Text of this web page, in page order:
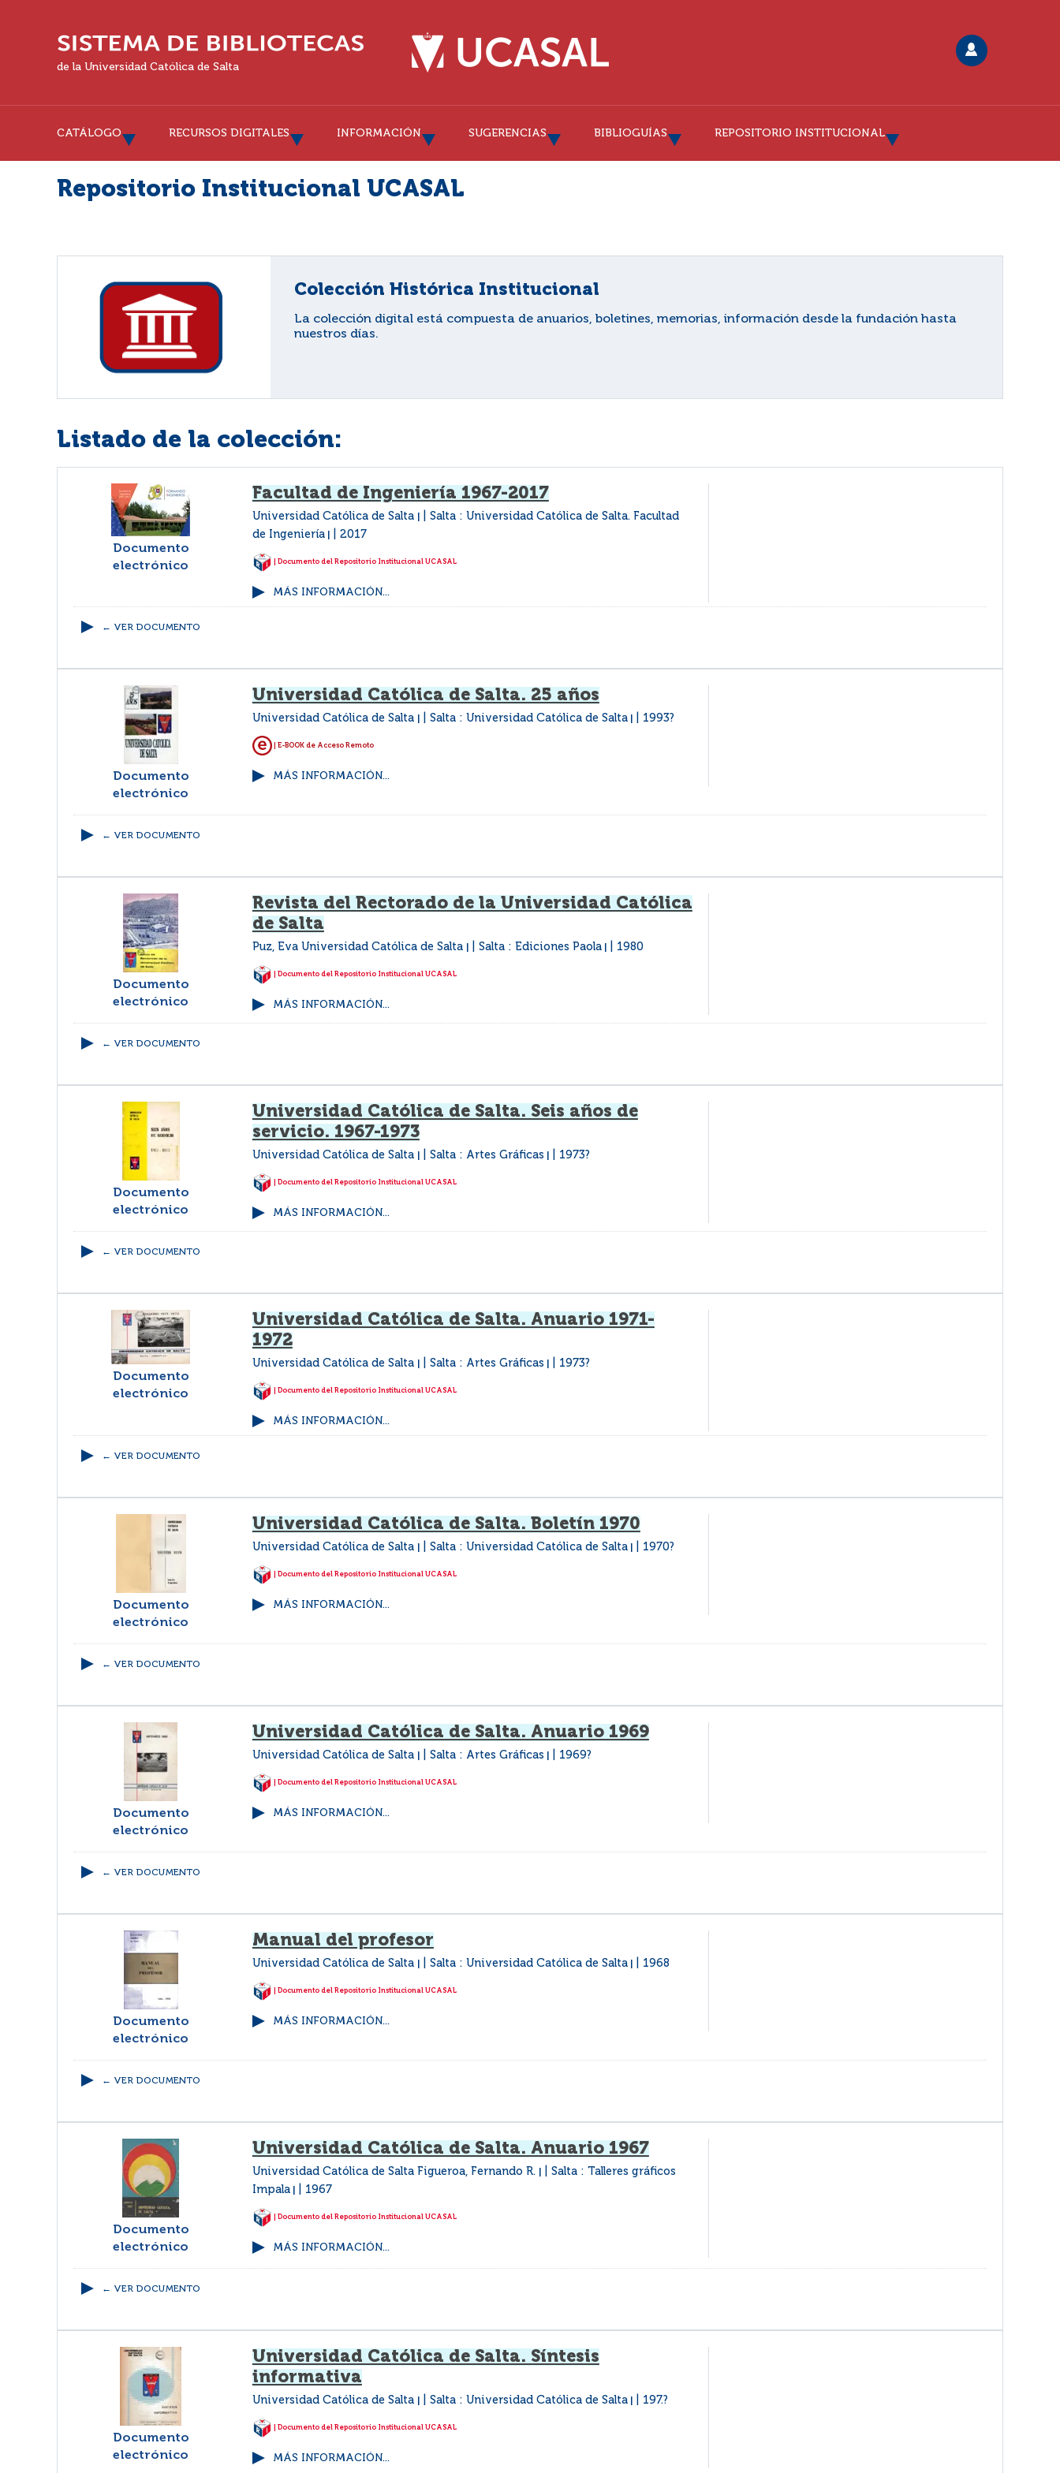
de la Universidad Católica de Salta
CATÁLOGO RECURSOS DIGITALES INFORMACIÓN SUGERENCIAS BIBLIOGUÍAS REPOSITORIO INSTITUCIONAL
Repositorio Institucional UCASAL
Colección Histórica Institucional
La colección digital está compuesta de anuarios, boletines, memorias, información desde la fundación hasta
nuestros días.
Listado de la colección:
Documento
electrónico
Facultad de Ingeniería 1967-2017
Universidad Católica de Salta
Salta : Universidad Católica de Salta. Facultad
de Ingeniería| 2017
| Documento del Repositorio Institucional UCASAL
MÁS INFORMACIÓN...
← VER DOCUMENTO
Documento
electrónico
Universidad Católica de Salta. 25 años
Universidad Católica de Salta Salta : Universidad Católica de Salta| 1993?
| E-BOOK de Acceso Remoto
MÁS INFORMACIÓN...
← VER DOCUMENTO
Documento
electrónico
Revista del Rectorado de la Universidad Católica
de Salta
Puz, Eva Universidad Católica de Salta Salta : Ediciones Paola| 1980
| Documento del Repositorio Institucional UCASAL
MÁS INFORMACIÓN...
← VER DOCUMENTO
Documento
electrónico
Universidad Católica de Salta. Seis años de
servicio. 1967-1973
Universidad Católica de Salta Salta : Artes Gráficas 1973?
| Documento del Repositorio Institucional UCASAL
MÁS INFORMACIÓN...
← VER DOCUMENTO
Documento
electrónico
Universidad Católica de Salta. Anuario 1971-
1972
Universidad Católica de Salta Salta : Artes Gráficas 1973?
| Documento del Repositorio Institucional UCASAL
MÁS INFORMACIÓN...
← VER DOCUMENTO
Documento
electrónico
Universidad Católica de Salta. Boletín 1970
Universidad Católica de Salta Salta : Universidad Católica de Salta| 1970?
| Documento del Repositorio Institucional UCASAL
MÁS INFORMACIÓN...
← VER DOCUMENTO
Documento
electrónico
Universidad Católica de Salta. Anuario 1969
Universidad Católica de Salta Salta : Artes Gráficas 1969?
| Documento del Repositorio Institucional UCASAL
MÁS INFORMACIÓN...
← VER DOCUMENTO
Documento
electrónico
Manual del profesor
Universidad Católica de Salta Salta : Universidad Católica de Salta| 1968
| Documento del Repositorio Institucional UCASAL
MÁS INFORMACIÓN...
← VER DOCUMENTO
Documento
electrónico
Universidad Católica de Salta. Anuario 1967
Universidad Católica de Salta Figueroa, Fernando R.
Salta : Talleres gráficos
Impala| 1967
| Documento del Repositorio Institucional UCASAL
MÁS INFORMACIÓN...
← VER DOCUMENTO
Documento
electrónico
Universidad Católica de Salta. Síntesis
informativa
Universidad Católica de Salta Salta : Universidad Católica de Salta| 197.?
| Documento del Repositorio Institucional UCASAL
MÁS INFORMACIÓN...